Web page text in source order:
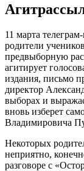
11 марта
родители
предвыборную
агитирует
издания, письмо
директор
выборах и
вновь изберет
Владимировича
Некоторых
неприятно,
разговоре с